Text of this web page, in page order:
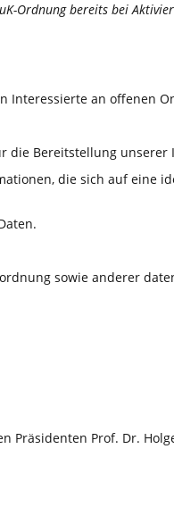
Ordnung bereits bei
an offenen
die Bereitstellung
die sich auf
sowie anderer
Präsidenten Prof. Dr.